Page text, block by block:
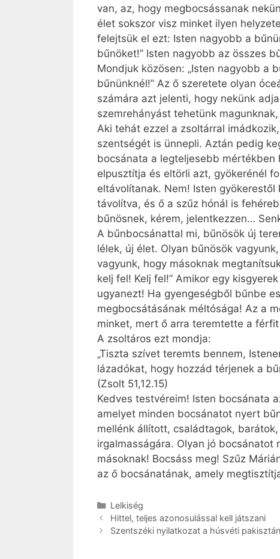
van, az, hogy megbocsássanak
élet sokszor visz minket ilyen
felejtsük el ezt: Isten nagyobb a
bűnöket!” Isten nagyobb az összes
Mondjuk közösen: „Isten nagyobb a
bűnünknél!” Az ő szeretete olyan
számára azt jelenti, hogy nekünk
szemrehányást tehetünk
Aki tehát ezzel a zsoltárral
szentségét is ünnepli. Aztán pedig
bocsánata a legteljesebb
elpusztítja és eltörli azt, gyökerénél
eltávolítanak. Nem! Isten
távolítva, és ő a szűz hónál is
bűnösnek, kérem, jelentkezzen…
A bűnbocsánattal mi, bűnösök új
lélek, új élet. Olyan bűnösök
vagyunk, hogy másoknak
kelj fel! Kelj fel!” Amikor egy
ugyanezt! Ha gyengeségből bűnbe
megbocsátásának méltósága! Az a
minket, mert ő arra teremtette a
A zsoltáros ezt mondja:
„Tiszta szívet teremts bennem,
lázadókat, hogy hozzád térjenek a
(Zsolt 51,12.15)
Kedves testvéreim! Isten bocsánata
amelyet minden bocsánatot nyert
mellénk állított, családtagok,
irgalmasságára. Olyan jó
másoknak! Bocsáss meg! Szűz
az ő bocsánatának, amely
Kategória
Lelkiség
Hittel, teljes azonosulással kell játszani
Szentszéki nyilatkozat a húsvéti